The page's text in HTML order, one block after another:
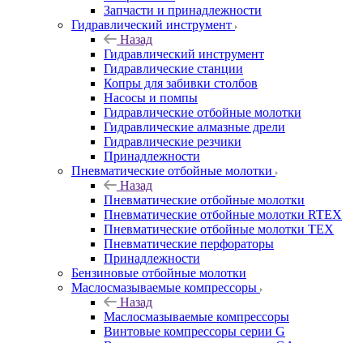
Запчасти и принадлежности
Гидравлический инструмент
Назад
Гидравлический инструмент
Гидравлические станции
Копры для забивки столбов
Насосы и помпы
Гидравлические отбойные молотки
Гидравлические алмазные дрели
Гидравлические резчики
Принадлежности
Пневматические отбойные молотки
Назад
Пневматические отбойные молотки
Пневматические отбойные молотки RTEX
Пневматические отбойные молотки TEX
Пневматические перфораторы
Принадлежности
Бензиновые отбойные молотки
Маслосмазываемые компрессоры
Назад
Маслосмазываемые компрессоры
Винтовые компрессоры серии G